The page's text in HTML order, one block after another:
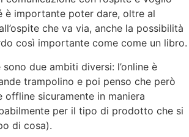
è importante poter dare, oltre al
che va via, anche la possibilità
così importante come come un libro.
due ambiti diversi: l’online è
trampolino e poi penso che però
offline sicuramente in maniera
per il tipo di prodotto che si
di cosa).